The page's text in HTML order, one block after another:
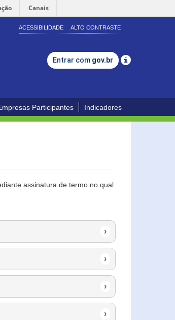
Canais
ACESSIBILIDADE ALTO CONTRASTE
Entrar com gov.br
Participantes Indicadores
assinatura de termo no qual
›
›
›
›